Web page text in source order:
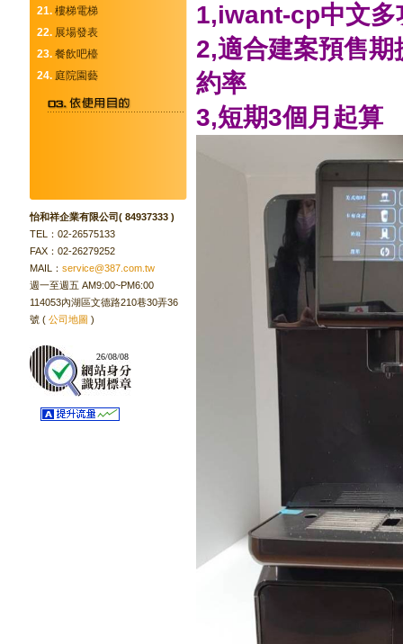
21.樓梯電梯
22.展場發表
23.餐飲吧檯
24.庭院園藝
怡和祥企業有限公司( 84937333 )
TEL：02-26575133
FAX：02-26279252
MAIL： service@387.com.tw
週一至週五 AM9:00~PM6:00
114053內湖區文德路210巷30弄36
號 ( 公司地圖 )
已認證
1,iwant-cp中文多
2,適合建案預售
約率
3,短期3個月起算